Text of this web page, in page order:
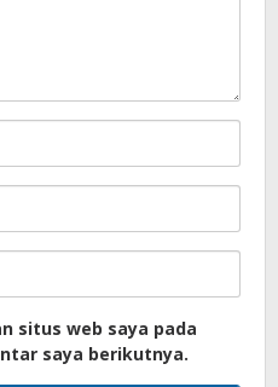
situs web saya pada
saya berikutnya.